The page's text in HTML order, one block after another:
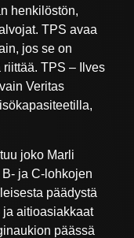
henkilöstön,
TPS avaa
jos se on
TPS – Ilves
Veritas
joko Marli
ja C-lohkojen
päädystä
ja aitioasiakkaat
päässä